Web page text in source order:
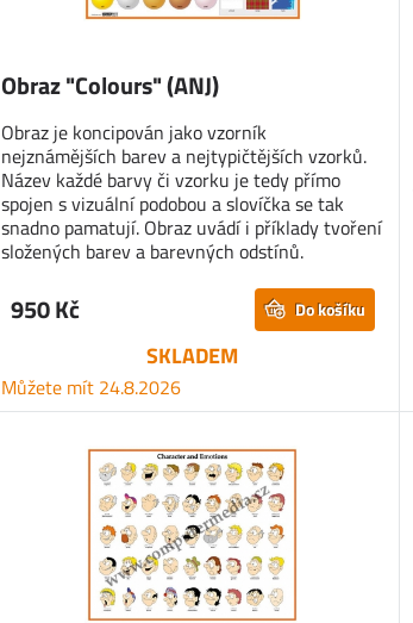
Obraz "Colours" (ANJ)
Obraz je koncipován jako vzorník
nejznámějších barev a nejtypičtějších vzorků.
Název každé barvy či vzorku je tedy přímo
spojen s vizuální podobou a slovíčka se tak
snadno pamatují. Obraz uvádí i příklady tvoření
složených barev a barevných odstínů.
950 Kč Do košíku
SKLADEM
Můžete mít 24.8.2026